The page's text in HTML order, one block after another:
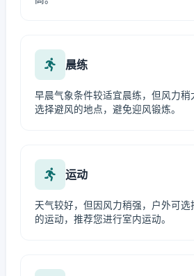
晨练
早晨气象条件较适宜晨练，但风力稍
选择避风的地点，避免迎风锻炼。
运动
天气较好，但因风力稍强，户外可选
的运动，推荐您进行室内运动。